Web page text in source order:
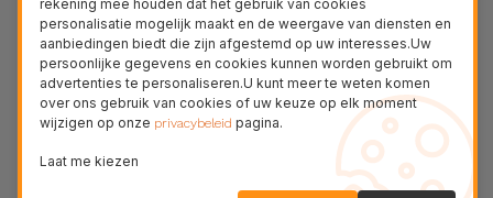
Drie-laagse bescherming met de
siliconen kappen
Onze iPhone siliconen hoesjes hebben een
robuuste, kwalitatieve constructie met een
drielaagse constructie om ongelukken en
rekening mee houden dat het gebruik van cookies
personalisatie mogelijk maakt en de weergave van diensten en
aanbiedingen biedt die zijn afgestemd op uw interesses.Uw
persoonlijke gegevens en cookies kunnen worden gebruikt om
advertenties te personaliseren.U kunt meer te weten komen
over ons gebruik van cookies of uw keuze op elk moment
wijzigen op onze privacybeleid pagina.
Laat me kiezen